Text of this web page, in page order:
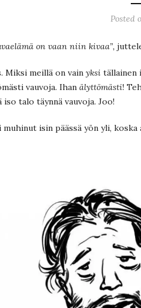
Posted
on vaan niin kivaa”,
Miksi meillä on vain yksi tällainen
vauvoja. Ihan älyttömästi!
talo täynnä vauvoja. Joo!
isin päässä yön yli,